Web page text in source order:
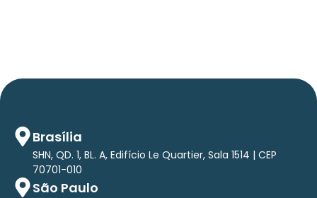
Brasília
SHN, QD. 1, BL. A, Edifício Le Quartier, Sala 1514 | CEP
70701-010
São Paulo